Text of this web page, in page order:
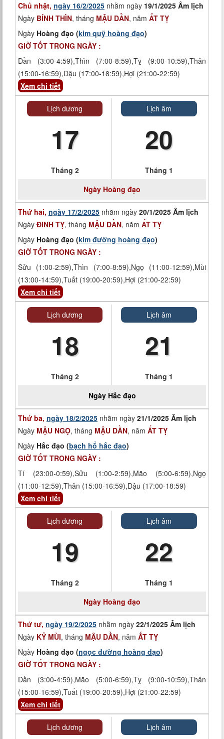
Chủ nhật, ngày 16/2/2025 nhằm ngày 19/1/2025 Âm lịch
Ngày BÍNH THÌN, tháng MẬU DẦN, năm ẤT TỴ
Ngày Hoàng đạo (kim quỹ hoàng đạo)
GIỜ TỐT TRONG NGÀY :
Dần (3:00-4:59),Thìn (7:00-8:59),Tỵ (9:00-10:59),Thân
(15:00-16:59),Dậu (17:00-18:59),Hợi (21:00-22:59)
Xem chi tiết
Lịch dương
17
Tháng 2
Lịch âm
20
Tháng 1
Ngày Hoàng đạo
Thứ hai, ngày 17/2/2025 nhằm ngày 20/1/2025 Âm lịch
Ngày ĐINH TỴ, tháng MẬU DẦN, năm ẤT TỴ
Ngày Hoàng đạo (kim đường hoàng đạo)
GIỜ TỐT TRONG NGÀY :
Sửu (1:00-2:59),Thìn (7:00-8:59),Ngọ (11:00-12:59),Mùi
(13:00-14:59),Tuất (19:00-20:59),Hợi (21:00-22:59)
Xem chi tiết
Lịch dương
18
Tháng 2
Lịch âm
21
Tháng 1
Ngày Hắc đạo
Thứ ba, ngày 18/2/2025 nhằm ngày 21/1/2025 Âm lịch
Ngày MẬU NGỌ, tháng MẬU DẦN, năm ẤT TỴ
Ngày Hắc đạo (bạch hổ hắc đạo)
GIỜ TỐT TRONG NGÀY :
Tí (23:00-0:59),Sửu (1:00-2:59),Mão (5:00-6:59),Ngọ
(11:00-12:59),Thân (15:00-16:59),Dậu (17:00-18:59)
Xem chi tiết
Lịch dương
19
Tháng 2
Lịch âm
22
Tháng 1
Ngày Hoàng đạo
Thứ tư, ngày 19/2/2025 nhằm ngày 22/1/2025 Âm lịch
Ngày KỶ MÙI, tháng MẬU DẦN, năm ẤT TỴ
Ngày Hoàng đạo (ngọc đường hoàng đạo)
GIỜ TỐT TRONG NGÀY :
Dần (3:00-4:59),Mão (5:00-6:59),Tỵ (9:00-10:59),Thân
(15:00-16:59),Tuất (19:00-20:59),Hợi (21:00-22:59)
Xem chi tiết
Lịch dương Lịch âm